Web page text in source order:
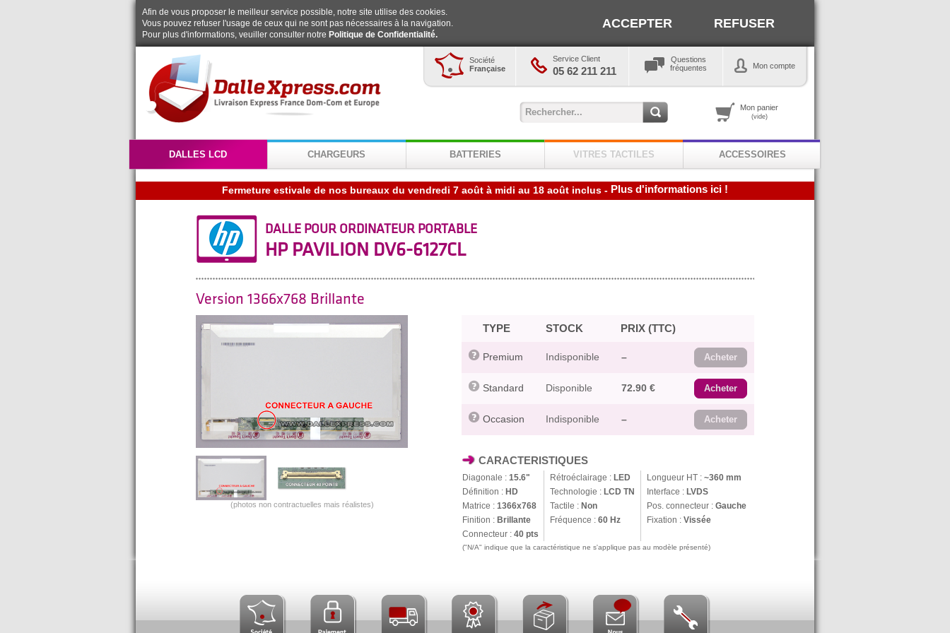
Afin de vous proposer le meilleur service possible, notre site utilise des cookies.
Vous pouvez refuser l'usage de ceux qui ne sont pas nécessaires à la navigation.
Pour plus d'informations, veuiller consulter notre Politique de Confidentialité.
ACCEPTER REFUSER
Société
Française
Service Client
05 62 211 211
Questions
fréquentes
Mon compte
Mon panier
(vide)
DALLES LCD CHARGEURS BATTERIES VITRES TACTILES ACCESSOIRES
Fermeture estivale de nos bureaux du vendredi 7 août à midi au 18 août inclus - Plus d'informations ici !
DALLE POUR ORDINATEUR PORTABLE
HP PAVILION DV6-6127CL
Version 1366x768 Brillante
(photos non contractuelles mais réalistes)
TYPE STOCK PRIX (TTC)
Premium Indisponible – Acheter
Standard Disponible 72.90 € Acheter
Occasion Indisponible – Acheter
CARACTERISTIQUES
Diagonale : 15.6" Rétroéclairage : LED Longueur HT : ~360 mm
Définition : HD Technologie : LCD TN Interface : LVDS
Matrice : 1366x768 Tactile : Non Pos. connecteur : Gauche
Finition : Brillante Fréquence : 60 Hz Fixation : Vissée
Connecteur : 40 pts
("N/A" indique que la caractéristique ne s'applique pas au modèle présenté)